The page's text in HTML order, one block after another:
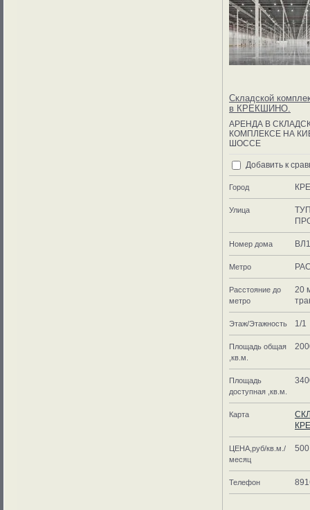
Складской
в КРЕКШИНО.
АРЕНДА В
КОМПЛЕКСЕ НА
ШОССЕ
Добавить к
Город
Улица
Номер дома ВЛ1
Метро
Расстояние до
метро
20
Этаж/Этажность 1/1
Площадь общая
,кв.м.
Площадь
доступная ,кв.м.
Карта
ЦЕНА,руб/кв.м./
месяц
500
Телефон